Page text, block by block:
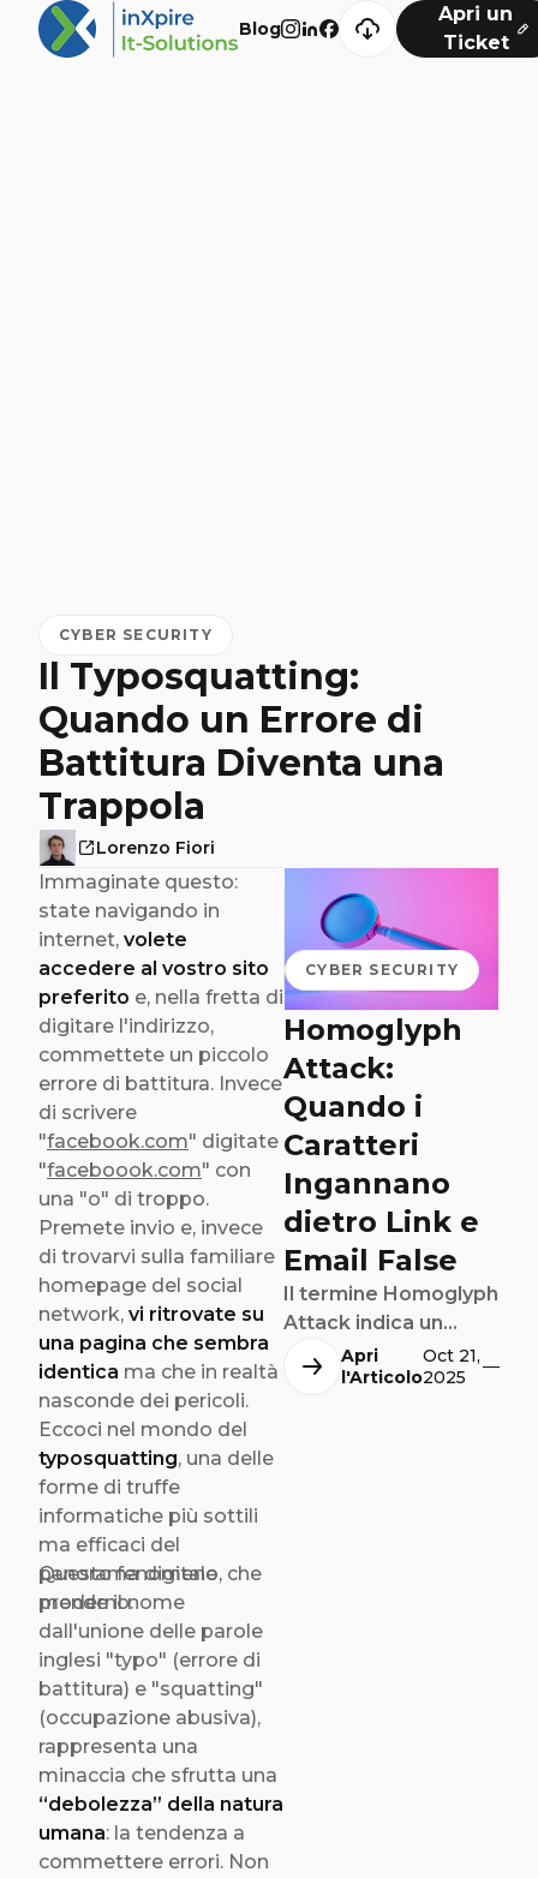
Blog
Apri un
Ticket
CYBER SECURITY
Il Typosquatting:
Quando un Errore di
Battitura Diventa una
Trappola
Lorenzo Fiori
Immaginate questo:
state navigando in
internet, volete
accedere al vostro sito
preferito e, nella fretta di
digitare l'indirizzo,
commettete un piccolo
errore di battitura. Invece
di scrivere
"facebook.com" digitate
"faceboook.com" con
una "o" di troppo.
Premete invio e, invece
di trovarvi sulla familiare
homepage del social
network, vi ritrovate su
una pagina che sembra
identica ma che in realtà
nasconde dei pericoli.
Eccoci nel mondo del
typosquatting, una delle
forme di truffe
informatiche più sottili
ma efficaci del
panorama digitale
moderno.
Questo fenomeno, che
prende il nome
dall'unione delle parole
inglesi "typo" (errore di
battitura) e "squatting"
(occupazione abusiva),
rappresenta una
minaccia che sfrutta una
“debolezza” della natura
umana: la tendenza a
commettere errori. Non
CYBER SECURITY
Homoglyph
Attack:
Quando i
Caratteri
Ingannano
dietro Link e
Email False
Il termine Homoglyph
Attack indica un
metodo di attacco
informatico in cui
Apri
l'Articolo
Oct 21,
2025